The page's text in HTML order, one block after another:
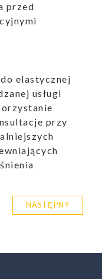
elastycznej
usługi
przy
NASTĘPNY